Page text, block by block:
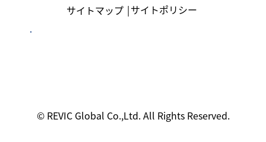
サイトマップ サイトポリシー
|
© REVIC Global Co.,Ltd. All Rights Reserved.